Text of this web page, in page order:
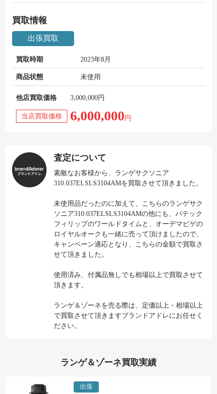
買取情報
出張買取
買取時期 2023年8月
商品状態 未使用
他店買取価格 3,000,000円
当店買取価格 6,000,000 円
査定について
素敵なお客様から、ランゲサクソニア
310.037ELSLS3104AMを買取させて頂きました。
未使用品だったのに加えて、こちらのランゲサク
ソニア310.037ELSLS3104AMの他にも、パテック
フィリップのワールドタイムと、オーデマピゲの
ロイヤルオークも一緒に売って頂けましたので、
キャンペーン適応となり、こちらの金額で買取さ
せて頂きました。
使用済み、付属品無しでも相場以上で買取させて
頂きます。
ランゲ＆ゾーネを売る際は、定価以上・相場以上
で買取させて頂きますブランドアドレにお任せく
ださい。
ランゲ＆ゾーネ買取実績
出張